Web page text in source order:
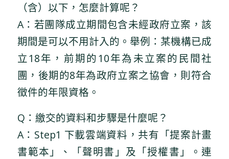
（含）以下，怎麼計算呢？
A：若團隊成立期間包含未經政府立案，該
期間是可以不用計入的。舉例：某機構已成
立18年，前期的10年為未立案的民間社
團，後期的8年為政府立案之協會，則符合
徵件的年限資格。
Q：繳交的資料和步驟是什麼呢？
A：Step1 下載雲端資料，共有「提案計畫
書範本」、「聲明書」及「授權書」。連